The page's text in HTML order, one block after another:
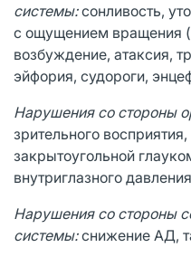
системы:сонливость,
с ощущением вращения
возбуждение, атаксия,
эйфория, судороги,
Нарушения со стороны
зрительного
закрытоугольной
внутриглазного
Нарушения со стороны
системы:снижение АД,